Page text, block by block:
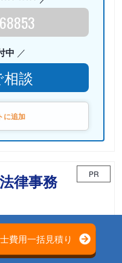
中
談
に追加
律事務
PR
までサポートいたしま